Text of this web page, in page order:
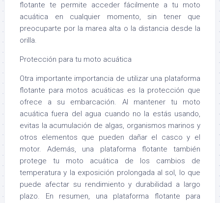
flotante te permite acceder fácilmente a tu moto
acuática en cualquier momento, sin tener que
preocuparte por la marea alta o la distancia desde la
orilla.
Protección para tu moto acuática
Otra importante importancia de utilizar una plataforma
flotante para motos acuáticas es la protección que
ofrece a su embarcación. Al mantener tu moto
acuática fuera del agua cuando no la estás usando,
evitas la acumulación de algas, organismos marinos y
otros elementos que pueden dañar el casco y el
motor. Además, una plataforma flotante también
protege tu moto acuática de los cambios de
temperatura y la exposición prolongada al sol, lo que
puede afectar su rendimiento y durabilidad a largo
plazo. En resumen, una plataforma flotante para